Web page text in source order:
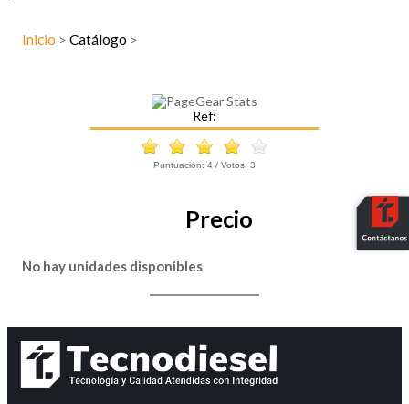
Inicio > Catálogo >
Ref:
Puntuación: 4 / Votos: 3
Precio
No hay unidades disponibles